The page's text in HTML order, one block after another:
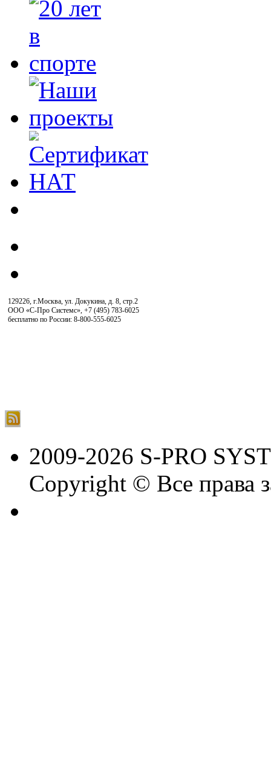
129226, г.Москва, ул. Докукина, д. 8, стр.2
ООО «С-Про Системс», +7 (495) 783-6025
бесплатно по России: 8-800-555-6025
2009-2026 S-PRO
Copyright © Все права